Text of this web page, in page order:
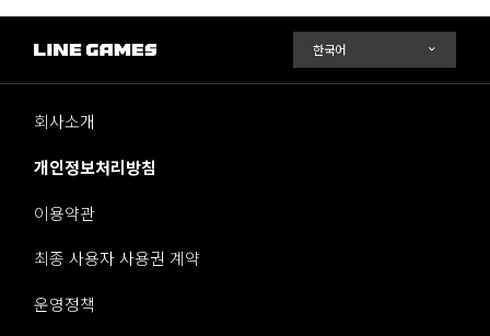
회사소개
개인정보처리방침
이용약관
최종 사용자 사용권 계약
운영정책